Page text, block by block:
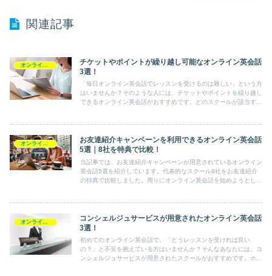
関連記事
チケットやポイントが繰り越し可能なオンライン英会話
3選！
「毎日オンライン英会話でレッスンを受けるのは難しい」という方
はいませんか？そのような人には、チケットやポイントを繰り越し
できるオンライン英会話がおすすめです。どのスクールが該当する
お友達紹介キャンペーンを利用できるオンライン英会話
5選｜8社を特典で比較！
当記事では、お友達紹介キャンペーンが用意されているオンライン
英会話5選を紹介しています。代表的なスクール8社をお友達紹介
の特典で比較しました。周りにオンライン英会話を始めようとして
コンシェルジュサービスが用意されたオンライン英会話
3選！
初めてのオンライン英会話で、「どうレッスンを受ければ良い
の？」と不安を抱えている方はいませんか？そんなあなたには、コ
ンシェルジュサービスが用意されたスクールがおすすめです。ホテ